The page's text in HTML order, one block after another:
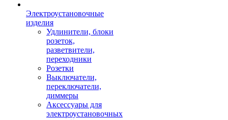
Электроустановочные
изделия
Удлинители, блоки
розеток,
разветвители,
переходники
Розетки
Выключатели,
переключатели,
диммеры
Аксессуары для
электроустановочных